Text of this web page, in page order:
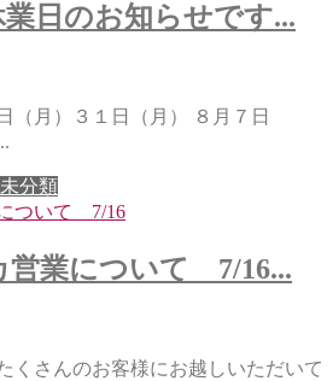
業日のお知らせです...
（月）３１日（月） ８月７日
未分類
営業について 7/16...
くさんのお客様にお越しいただいて